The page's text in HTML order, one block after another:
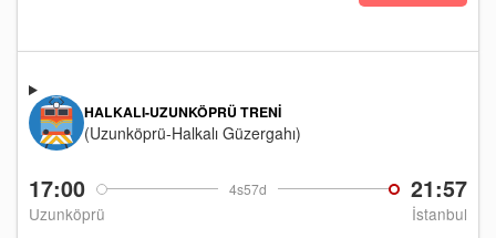
17:00 4s57d 21:57
Uzunköprü İstanbul
HALKALI-UZUNKÖPRÜ TRENI
(Uzunköprü-Halkalı Güzergahı)